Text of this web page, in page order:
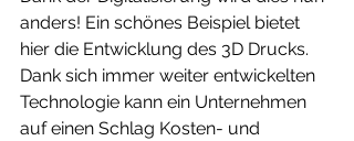
anders! Ein schönes Beispiel bietet
hier die Entwicklung des 3D Drucks.
Dank sich immer weiter entwickelten
Technologie kann ein Unternehmen
auf einen Schlag Kosten- und